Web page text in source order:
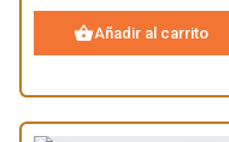
shopping_basketAñadir al carrito